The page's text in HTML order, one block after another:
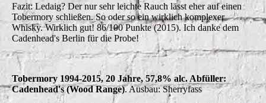
Fazit: Ledaig? Der nur sehr leichte Rauch lässt eher auf einen
Tobermory schließen. So oder so ein wirklich komplexer
Whisky. Wirklich gut!86/100 Punkte (2015). Ich danke dem
Cadenhead's Berlin für die Probe!
Tobermory 1994-2015, 20 Jahre, 57,8% alc. Abfüller:
Cadenhead's (Wood Range). Ausbau: Sherryfass